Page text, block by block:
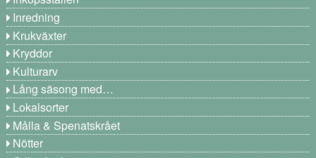
Inredning
Krukväxter
Kryddor
Kulturarv
Lång säsong med…
Lokalsorter
Målla & Spenatskrået
Nötter